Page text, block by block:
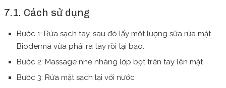
7.1. Cách sử dụng
Bước 1: Rửa sạch tay, sau đó lấy một lượng sữa rửa mặt
Bioderma vừa phải ra tay rồi tại bạo.
Bước 2: Massage nhẹ nhàng lớp bọt trên tay lên mặt
Bước 3: Rửa mặt sạch lại với nước